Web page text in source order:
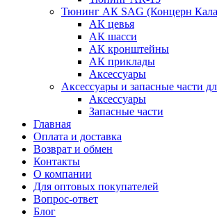
Тюнинг АК SAG (Концерн
АК цевья
АК шасси
АК кронштейны
АК приклады
Аксессуары
Аксессуары и запасные части
Аксессуары
Запасные части
Главная
Оплата и доставка
Возврат и обмен
Контакты
О компании
Для оптовых покупателей
Вопрос-ответ
Блог